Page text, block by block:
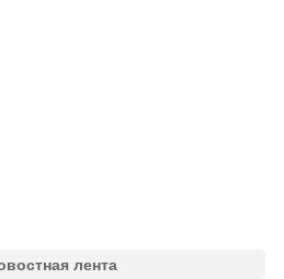
лента